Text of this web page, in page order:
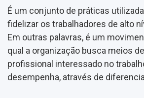
É um conjunto de práticas
fidelizar os trabalhadores de alto
Em outras palavras, é um
qual a organização busca meios
profissional interessado no
desempenha, através de